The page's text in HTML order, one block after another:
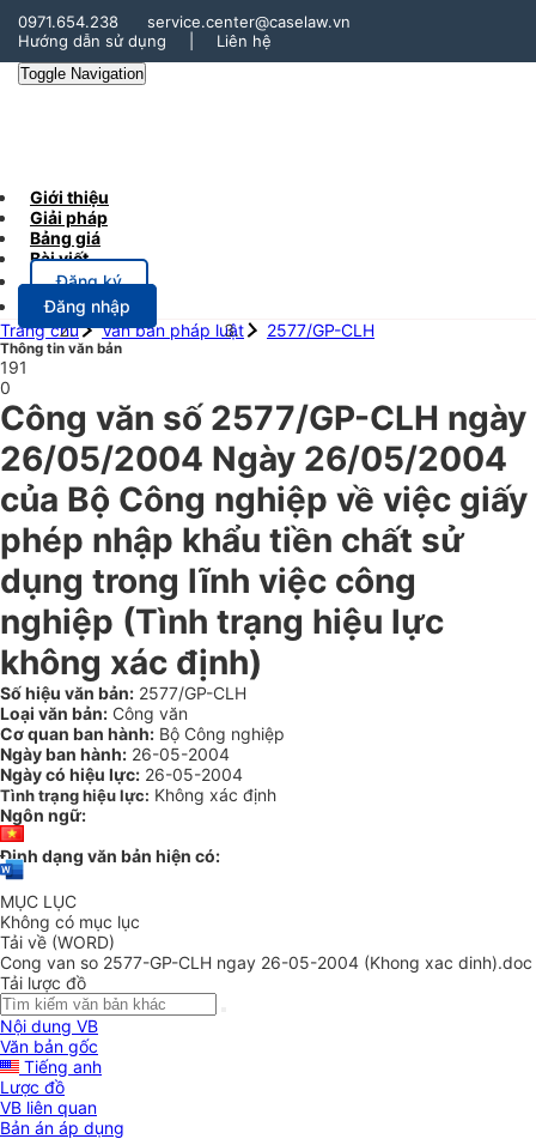
0971.654.238
service.center@caselaw.vn
Hướng dẫn sử dụng
Liên hệ
Toggle Navigation
Giới thiệu
Giải pháp
Bảng giá
Bài viết
Đăng ký
Đăng nhập
Trang chủ
Văn bản pháp luật 2577/GP-CLH
Thông tin văn bản
191
0
Công văn số 2577/GP-CLH ngày
26/05/2004 Ngày 26/05/2004
của Bộ Công nghiệp về việc giấy
phép nhập khẩu tiền chất sử
dụng trong lĩnh việc công
nghiệp (Tình trạng hiệu lực
không xác định)
Số hiệu văn bản: 2577/GP-CLH
Loại văn bản: Công văn
Cơ quan ban hành: Bộ Công nghiệp
Ngày ban hành: 26-05-2004
Ngày có hiệu lực: 26-05-2004
Tình trạng hiệu lực: Không xác định
Ngôn ngữ:
Định dạng văn bản hiện có:
MỤC LỤC
Không có mục lục
Tải về (WORD)
Cong van so 2577-GP-CLH ngay 26-05-2004 (Khong xac dinh).doc
Tải lược đồ
Nội dung VB
Văn bản gốc
Tiếng anh
Lược đồ
VB liên quan
Bản án áp dụng